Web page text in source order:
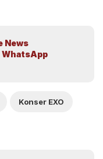
News
WhatsApp
Konser EXO